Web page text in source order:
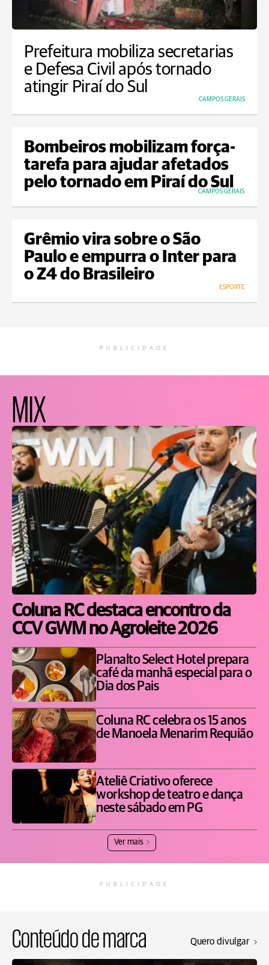
Prefeitura mobiliza secretarias
e Defesa Civil após tornado
atingir Piraí do Sul
CAMPOS GERAIS
Bombeiros mobilizam força-
tarefa para ajudar afetados
pelo tornado em Piraí do Sul
CAMPOS GERAIS
Grêmio vira sobre o São
Paulo e empurra o Inter para
o Z4 do Brasileiro
ESPORTE
PUBLICIDADE
MIX
Coluna RC destaca encontro da
CCV GWM no Agroleite 2026
Planalto Select Hotel prepara
café da manhã especial para o
Dia dos Pais
Coluna RC celebra os 15 anos
de Manoela Menarim Requião
Ateliê Criativo oferece
workshop de teatro e dança
neste sábado em PG
Ver mais
PUBLICIDADE
Conteúdo de marca Quero divulgar